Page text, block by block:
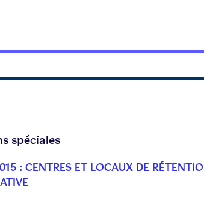
spéciales
: CENTRES ET LOCAUX DE